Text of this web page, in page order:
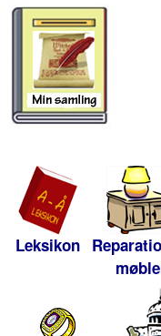
Leksikon